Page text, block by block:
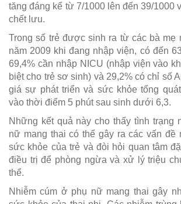
tăng đáng kể từ 7/1000 lên đến 39/1000
chết lưu.
Trong số trẻ được sinh ra từ các bà mẹ
năm 2009 khi đang nhập viện, có đến
69,4% cần nhập NICU (nhập viện vào
biệt cho trẻ sơ sinh) và 29,2% có chỉ số
giá sự phát triển và sức khỏe tổng
vào thời điểm 5 phút sau sinh dưới 6,3.
Những kết quả này cho thấy tình trạng
nữ mang thai có thể gây ra các vấn đề
sức khỏe của trẻ và đòi hỏi quan tâm
điều trị để phòng ngừa và xử lý triệu
thể.
Nhiễm cúm ở phụ nữ mang thai gây